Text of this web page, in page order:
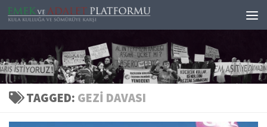
Skip to content
TAGGED: GEZI DAVASI